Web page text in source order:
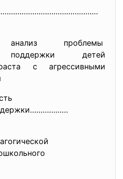
анализ проблемы
поддержки детей
с агрессивными